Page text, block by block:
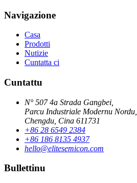
Navigazione
Casa
Prodotti
Nutizie
Cuntatta ci
Cuntattu
N° 507 4a Strada Gangbei,
Parcu Industriale Modernu Nordu,
Chengdu, Cina 611731
+86 28 6549 2384
+86 186 8135 4937
hello@elitesemicon.com
Bullettinu